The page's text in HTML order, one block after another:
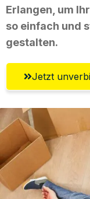
Erlangen, um
so einfach und
gestalten.
Jetzt